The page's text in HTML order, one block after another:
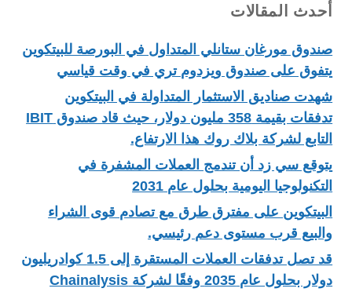
أحدث المقالات
صندوق مورغان ستانلي المتداول في البورصة للبيتكوين
يتفوق على صندوق ويزدوم تري في وقت قياسي
شهدت صناديق الاستثمار المتداولة في البيتكوين
تدفقات بقيمة 358 مليون دولار، حيث قاد صندوق IBIT
التابع لشركة بلاك روك هذا الارتفاع.
يتوقع سي زد أن تندمج العملات المشفرة في
التكنولوجيا اليومية بحلول عام 2031
البيتكوين على مفترق طرق مع تصادم قوى الشراء
والبيع قرب مستوى دعم رئيسي.
قد تصل تدفقات العملات المستقرة إلى 1.5 كوادريليون
دولار بحلول عام 2035 وفقًا لشركة Chainalysis